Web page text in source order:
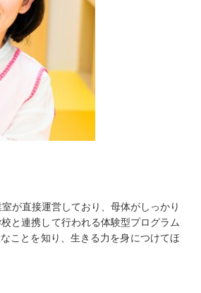
が直接運営しており、母体がしっかり
と連携して行われる体験型プログラム
ことを知り、生きる力を身につけてほ